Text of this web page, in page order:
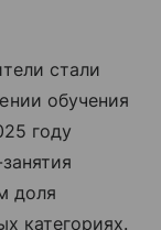
стали
обучения
году
доля
категориях.